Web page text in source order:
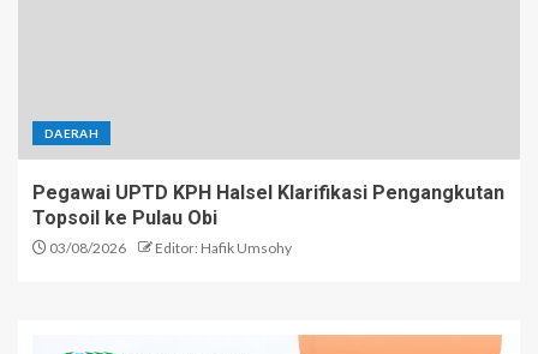
DAERAH
Pegawai UPTD KPH Halsel Klarifikasi Pengangkutan
Topsoil ke Pulau Obi
03/08/2026 Editor: Hafik Umsohy